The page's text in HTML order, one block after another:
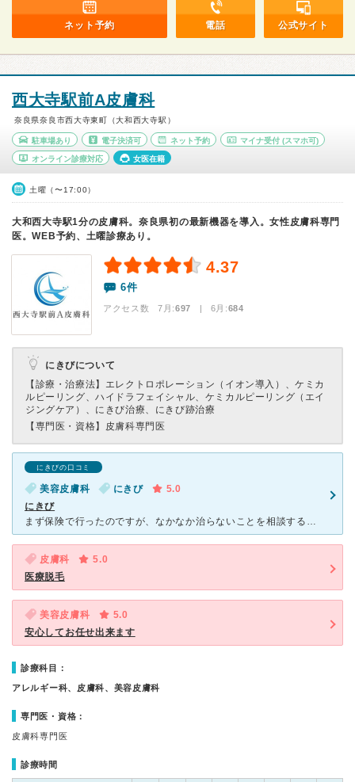
ネット予約 電話 公式サイト
西大寺駅前A皮膚科
奈良県奈良市西大寺東町（大和西大寺駅）
駐車場あり 電子決済可 ネット予約 マイナ受付 (スマホ可)
オンライン診療対応 女医在籍
土曜（〜17:00）
大和西大寺駅1分の皮膚科。奈良県初の最新機器を導入。女性皮膚科専門
医。WEB予約、土曜診療あり。
4.37
6件
アクセス数 7月:697 | 6月:684
にきびについて
【診療・治療法】 エレクトロポレーション（イオン導入）、ケミカ
ルピーリング、ハイドラフェイシャル、ケミカルピーリング（エイ
ジングケア）、にきび治療、にきび跡治療
【専門医・資格】 皮膚科専門医
にきびの口コミ
美容皮膚科 にきび
5.0
にきび
まず保険で行ったのですが、なかなか治らないことを相談すると 詳しく説明してくれました。 普通はスタッフの人とかが話すのかな、とおもっていたのですが 最後まで先生が親身に相談に乗ってくれてました。
皮膚科
5.0
医療脱毛
美容皮膚科
5.0
安心してお任せ出来ます
診療科目：
アレルギー科、皮膚科、美容皮膚科
専門医・資格：
皮膚科専門医
診療時間